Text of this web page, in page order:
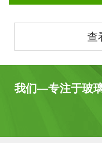
查
我们—专注于玻